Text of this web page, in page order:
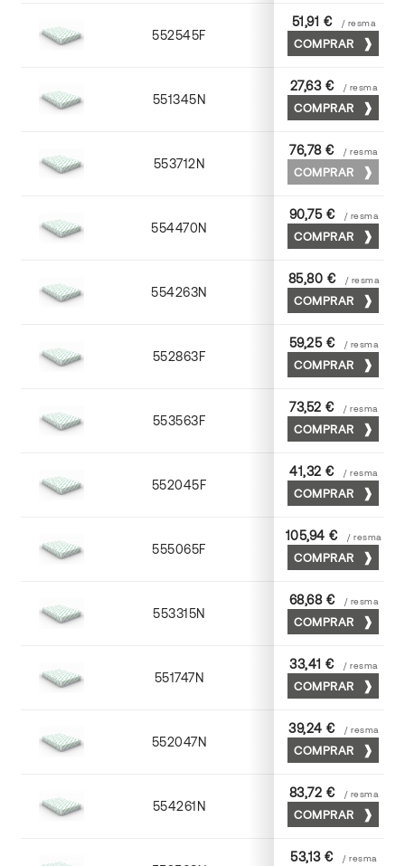
552545F 45 x 64
51,91 € / resma
COMPRAR
551345N 45 x 64
27,63 € / resma
COMPRAR
553712N 72 x 102
76,78 € / resma
COMPRAR
554470N 70 x 100
90,75 € / resma
COMPRAR
554263N 63 x 88
85,80 € / resma
COMPRAR
552863F 63 x 88
59,25 € / resma
COMPRAR
553563F 63 x 88
73,52 € / resma
COMPRAR
552045F 45 x 64
41,32 € / resma
COMPRAR
555065F 65 x 90
105,94 € / resma
COMPRAR
553315N 72 x 102
68,68 € / resma
COMPRAR
551747N 45 x 64
33,41 € / resma
COMPRAR
552047N 45 x 64
39,24 € / resma
COMPRAR
554261N 63 x 88
83,72 € / resma
COMPRAR
53,13 € / resma